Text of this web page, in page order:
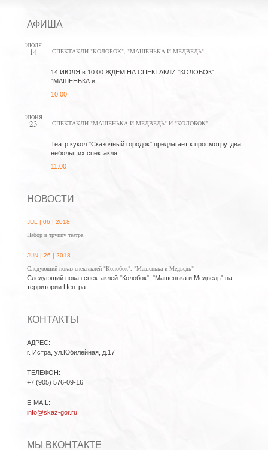
АФИША
ИЮЛЯ
14 СПЕКТАКЛИ "КОЛОБОК", "МАШЕНЬКА И МЕДВЕДЬ"
14 ИЮЛЯ в 10.00 ЖДЕМ НА СПЕКТАКЛИ "КОЛОБОК",
"МАШЕНЬКА и...
10.00
ИЮНЯ
23 СПЕКТАКЛИ "МАШЕНЬКА И МЕДВЕДЬ" И "КОЛОБОК"
Театр кукол "Сказочный городок" предлагает к просмотру. два
небольших спектакля...
11.00
НОВОСТИ
JUL | 06 | 2018
Набор в труппу театра
JUN | 26 | 2018
Следующий показ спектаклей "Колобок", "Машенька и Медведь"
Следующий показ спектаклей "Колобок", "Машенька и Медведь" на
территории Центра...
КОНТАКТЫ
АДРЕС:
г. Истра, ул.Юбилейная, д.17
ТЕЛЕФОН:
+7 (905) 576-09-16
E-MAIL:
info@skaz-gor.ru
МЫ ВКОНТАКТЕ